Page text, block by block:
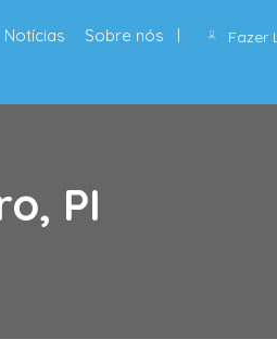
Fazer
Notícias Sobre nós
PI